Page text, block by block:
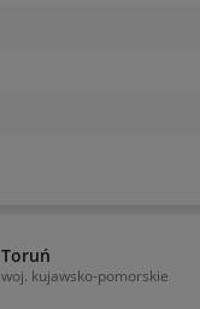
Toruń
woj. kujawsko-pomorskie